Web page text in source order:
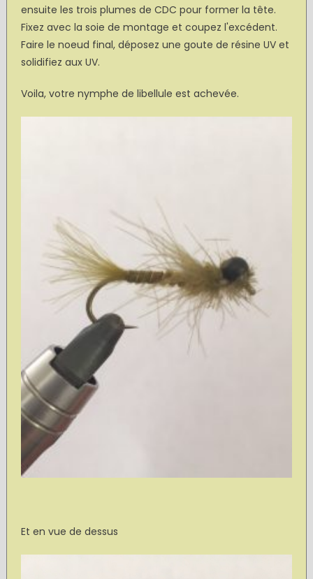
ensuite les trois plumes de CDC pour former la tête.
Fixez avec la soie de montage et coupez l'excédent.
Faire le noeud final, déposez une goute de résine UV et
solidifiez aux UV.
Voila, votre nymphe de libellule est achevée.
Et en vue de dessus